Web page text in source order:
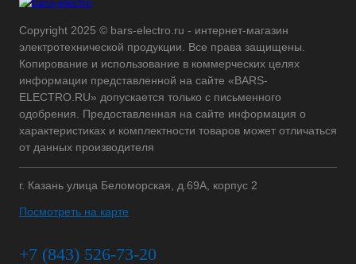
Copyright 2025 © bars-electro.ru - интернет-магазин
электротехнической продукции. Все права защищены.
Копирование и использование в коммерческих целях
информации представленной на сайте «BARS-
ELECTRO.RU» допускается только с письменного
одобрения. Предоставленная на сайте информация о
характеристиках и комплектности товаров может отличаться
от данных производителя
г. Казань улица Беломорская, д.69А, корпус 2
Посмотреть на карте
+7 (843) 526-73-20